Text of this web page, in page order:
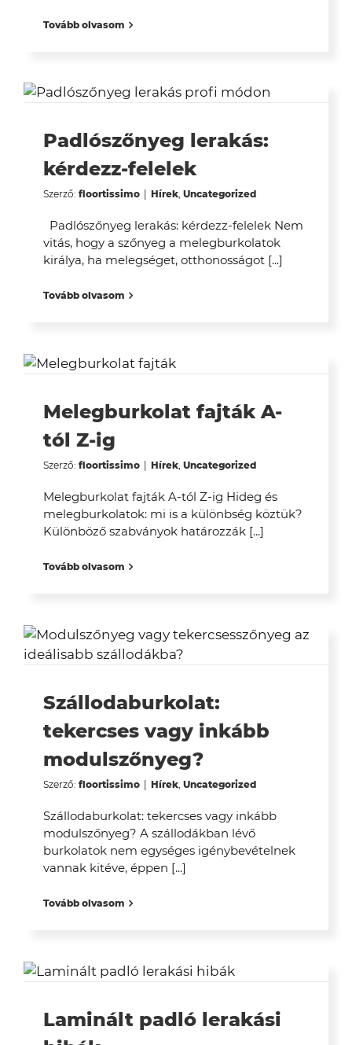
Tovább olvasom
Padlószőnyeg lerakás:
kérdezz-felelek
Szerző: floortissimo Hírek Uncategorized
Padlószőnyeg lerakás: kérdezz-felelek Nem
vitás, hogy a szőnyeg a melegburkolatok
királya, ha melegséget, otthonosságot [...]
Tovább olvasom
Melegburkolat fajták A-
tól Z-ig
Szerző: floortissimo Hírek Uncategorized
Melegburkolat fajták A-tól Z-ig Hideg és
melegburkolatok: mi is a különbség köztük?
Különböző szabványok határozzák [...]
Tovább olvasom
Szállodaburkolat:
tekercses vagy inkább
modulszőnyeg?
Szerző: floortissimo Hírek Uncategorized
Szállodaburkolat: tekercses vagy inkább
modulszőnyeg? A szállodákban lévő
burkolatok nem egységes igénybevételnek
vannak kitéve, éppen [...]
Tovább olvasom
Laminált padló lerakási